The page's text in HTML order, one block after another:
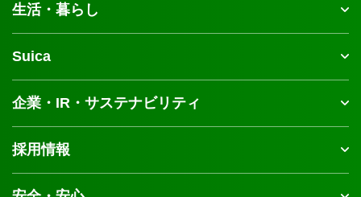
生活・暮らし
Suica
企業・IR・サステナビリティ
採用情報